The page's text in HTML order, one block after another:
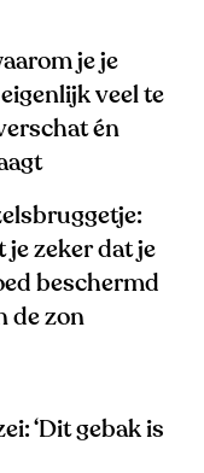
je je
veel te
én
je zeker dat je
beschermd
de zon
‘Dit gebak is